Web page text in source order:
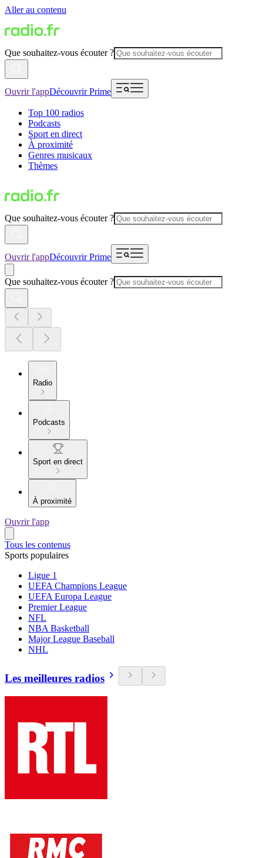
Aller au contenu
Que souhaitez-vous écouter ?
Ouvrir l'appDécouvrir Prime
Top 100 radios
Podcasts
Sport en direct
À proximité
Genres musicaux
Thèmes
Que souhaitez-vous écouter ?
Ouvrir l'appDécouvrir Prime
Que souhaitez-vous écouter ?
Radio
Podcasts
Sport en direct
À proximité
Ouvrir l'app
Tous les contenus
Sports populaires
Ligue 1
UEFA Champions League
UEFA Europa League
Premier League
NFL
NBA Basketball
Major League Baseball
NHL
Les meilleures radios